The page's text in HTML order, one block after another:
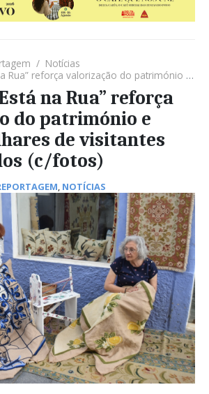
Notícias
do património e espera milhares de visitantes em Arraiolos (c/fotos)
na Rua” reforça
do património e
de visitantes
(c/fotos)
, NOTÍCIAS